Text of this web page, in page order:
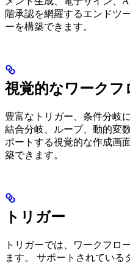
階承認を網羅するエンドツ
ーを構築できます。
視覚的なワークフ
豊富なトリガー、条件分岐
結合分岐、ループ、動的変
ポートする視覚的な作成画
築できます。
トリガー
トリガーでは、ワークフロ
ます。 サポートされている